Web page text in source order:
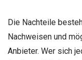
Die Nachteile
Nachweisen und
Anbieter. Wer sich